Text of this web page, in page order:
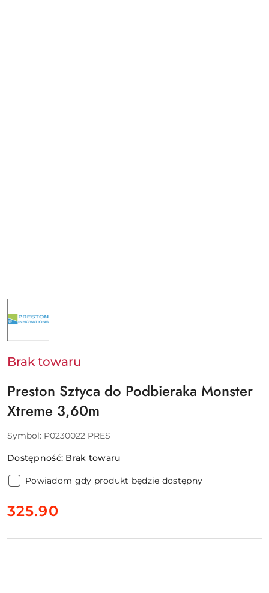
NAZWA
PRESTON
Brak towaru
Preston Sztyca do Podbieraka Monster
Xtreme 3,60m
Symbol: P0230022 PRES
Dostępność: Brak towaru
Powiadom gdy produkt będzie dostępny
cena:
325.90